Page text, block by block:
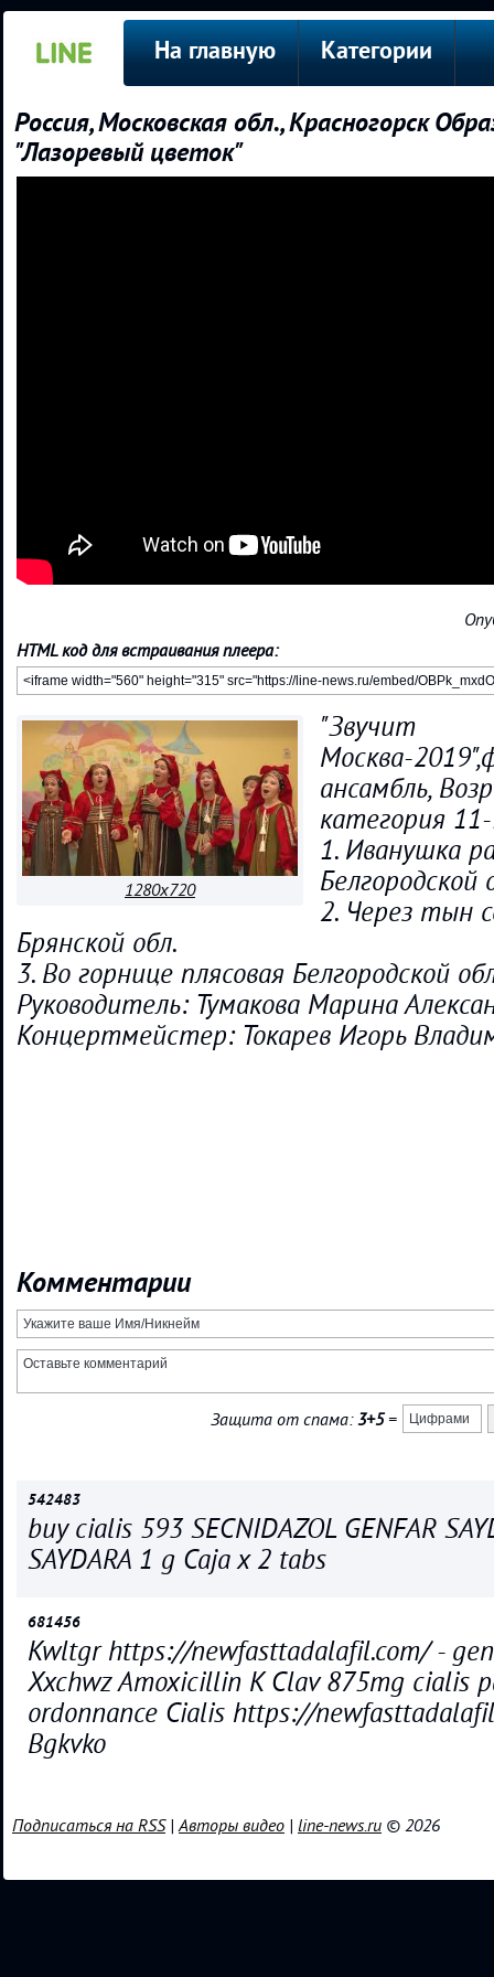
На главную Категории
Россия, Московская обл., Красногорск
"Лазоревый цветок"
HTML код для встраивания плеера:
1280x720
"Звучит
Москва-
ансамбль,
категория
1. Иванушка
Белгородской
2. Через тын
Брянской обл.
3. Во горнице плясовая Белгородской
Руководитель: Тумакова Марина
Концертмейстер: Токарев Игорь
Комментарии
Защита от спама:3+5=
542483
buy cialis 593 SECNIDAZOL GENFAR
SAYDARA 1 g Caja x 2 tabs
681456
Kwltgr https://newfasttadalafil.com/ -
Xxchwz Amoxicillin K Clav 875mg cialis
ordonnance Cialis https://
Bgkvko
Подписаться на RSS|Авторы видео | line-news.ru © 2026